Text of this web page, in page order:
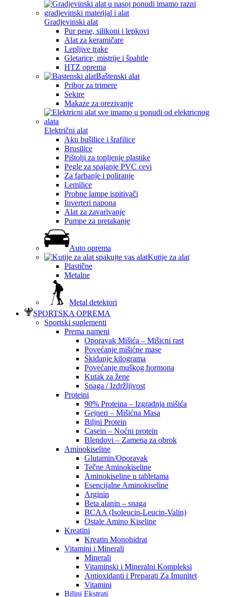
Gradjevinski alat
Pur pene, silikoni i lepkovi
Alat za keramičare
Lepljive trake
Gletarice, mistrije i špahtle
HTZ oprema
Baštenski alat
Pribor za trimere
Sekire
Makaze za orezivanje
Električni alat
Aku bušilice i šrafilice
Brusilice
Pištolji za topljenje plastike
Pegle za spajanje PVC cevi
Za farbanje i poliranje
Lemilice
Probne lampe ispitivači
Inverteri napona
Alat za zavarivanje
Pumpe za pretakanje
Auto oprema
Kutije za alat
Plastične
Metalne
Metal detektori
SPORTSKA OPREMA
Sportski suplementi
Prema nameni
Oporavak Mišića – Mišicni rast
Povećanje mišićne mase
Skidanje kilograma
Povećanje muškog hormona
Kutak za žene
Snaga / Izdržljivost
Proteini
90% Proteina – Izgradnja mišića
Gejneri – Mišićna Masa
Biljni Protein
Casein – Noćni protein
Blendovi – Zamena za obrok
Aminokiseline
Glutamin/Oporavak
Tečne Aminokiseline
Aminokiseline u tabletama
Esencijalne Aminokiseline
Arginin
Beta alanin – snaga
BCAA (Isoleucin-Leucin-Valin)
Ostale Amino Kiseline
Kreatini
Kreatin Monohidrat
Vitamini i Minerali
Minerali
Vitaminski i Mineralni Kompleksi
Antioxidanti i Preparati Za Imunitet
Vitamini
Biljni Ekstrati